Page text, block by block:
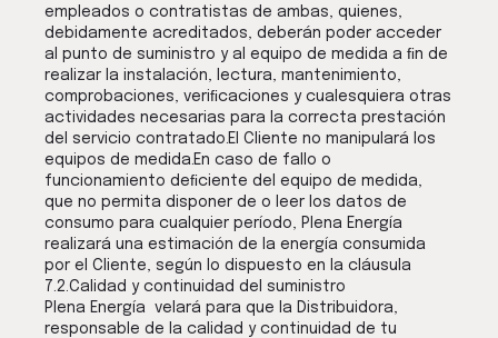
empleados o contratistas de ambas, quienes,
debidamente acreditados, deberán poder acceder
al punto de suministro y al equipo de medida a ﬁn de
realizar la instalación, lectura, mantenimiento,
comprobaciones, veriﬁcaciones y cualesquiera otras
actividades necesarias para la correcta prestación
del servicio contratado.El Cliente no manipulará los
equipos de medida.En caso de fallo o
funcionamiento deﬁciente del equipo de medida,
que no permita disponer de o leer los datos de
consumo para cualquier período, Plena Energía
realizará una estimación de la energía consumida
por el Cliente, según lo dispuesto en la cláusula
7.2.Calidad y continuidad del suministro
Plena Energía velará para que la Distribuidora,
responsable de la calidad y continuidad de tu